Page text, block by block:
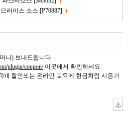
라이스 소스 [P70887] 1
니) 보내드립니다
plugin/coupon/이곳에서 확인하세요
때 할인또는 온라인 교육에 현금처럼 사용가